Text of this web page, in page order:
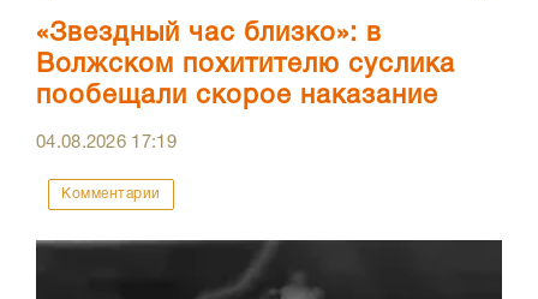
«Звездный час близко»: в
Волжском похитителю суслика
пообещали скорое наказание
04.08.2026 17:19
Комментарии